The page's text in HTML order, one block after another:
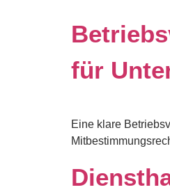
für
Eine klare